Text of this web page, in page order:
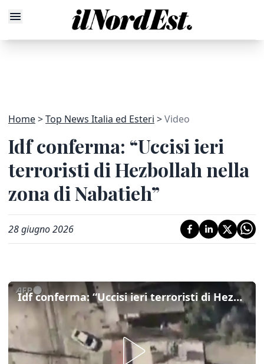
Home Top News Italia ed Esteri Video
Idf conferma: “Uccisi ieri
terroristi di Hezbollah nella
zona di Nabatieh”
28 giugno 2026
Idf conferma: “Uccisi ieri terroristi di Hezbollah nella zona di Nabatieh”